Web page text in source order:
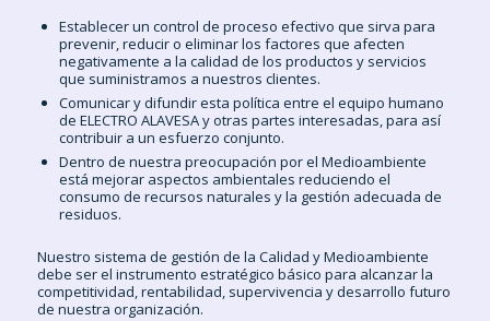
Establecer un control de proceso efectivo que sirva para
prevenir, reducir o eliminar los factores que afecten
negativamente a la calidad de los productos y servicios
que suministramos a nuestros clientes.
Comunicar y difundir esta política entre el equipo humano
de ELECTRO ALAVESA y otras partes interesadas, para así
contribuir a un esfuerzo conjunto.
Dentro de nuestra preocupación por el Medioambiente
está mejorar aspectos ambientales reduciendo el
consumo de recursos naturales y la gestión adecuada de
residuos.
Nuestro sistema de gestión de la Calidad y Medioambiente
debe ser el instrumento estratégico básico para alcanzar la
competitividad, rentabilidad, supervivencia y desarrollo futuro
de nuestra organización.